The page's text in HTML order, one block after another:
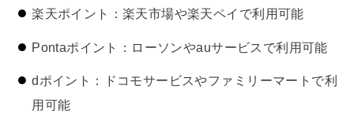
楽天ポイント：楽天市場や楽天ペイで利用可能
Pontaポイント：ローソンやauサービスで利用可能
dポイント：ドコモサービスやファミリーマートで利
用可能